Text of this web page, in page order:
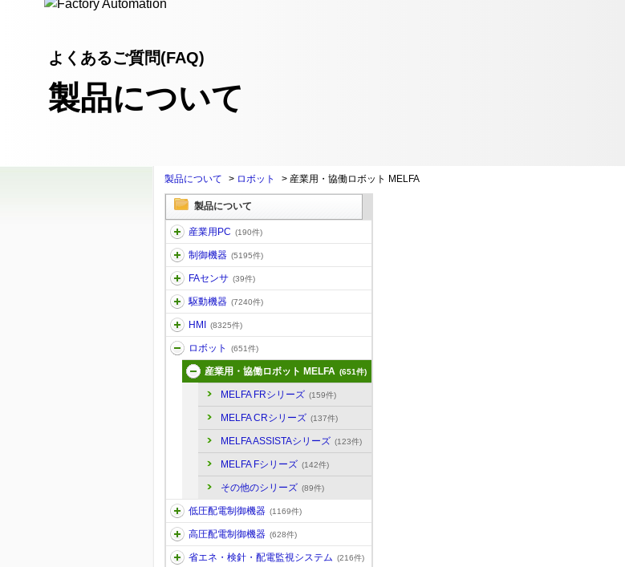
よくあるご質問(FAQ)
製品について
製品について > ロボット > 産業用・協働ロボット MELFA
製品について
産業用PC (190件)
制御機器 (5195件)
FAセンサ (39件)
駆動機器 (7240件)
HMI (8325件)
ロボット (651件)
産業用・協働ロボット MELFA (651件)
MELFA FRシリーズ (159件)
MELFA CRシリーズ (137件)
MELFA ASSISTAシリーズ (123件)
MELFA Fシリーズ (142件)
その他のシリーズ (89件)
低圧配電制御機器 (1169件)
高圧配電制御機器 (628件)
省エネ・検針・配電監視システム (216件)